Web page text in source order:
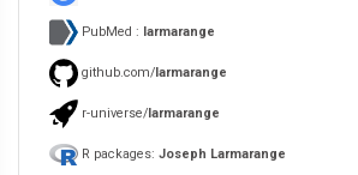
PubMed : larmarange
github.com/larmarange
r-universe/larmarange
R packages: Joseph Larmarange